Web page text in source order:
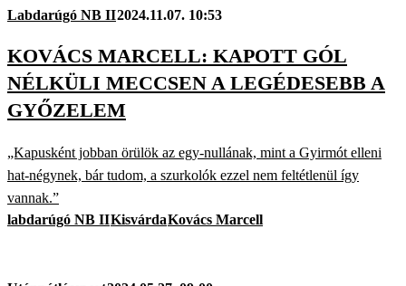
Labdarúgó NB II2024.11.07. 10:53
KOVÁCS MARCELL: KAPOTT GÓL
NÉLKÜLI MECCSEN A LEGÉDESEBB A
GYŐZELEM
„Kapusként jobban örülök az egy-nullának, mint a Gyirmót elleni
hat-négynek, bár tudom, a szurkolók ezzel nem feltétlenül így
vannak.”
labdarúgó NB IIKisvárdaKovács Marcell